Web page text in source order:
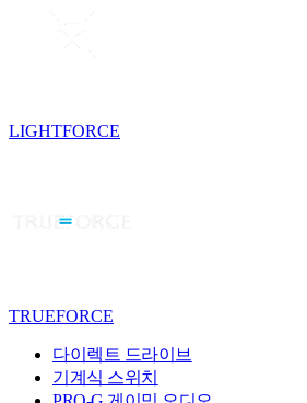
LIGHTFORCE
TRUEFORCE
다이렉트 드라이브
기계식 스위치